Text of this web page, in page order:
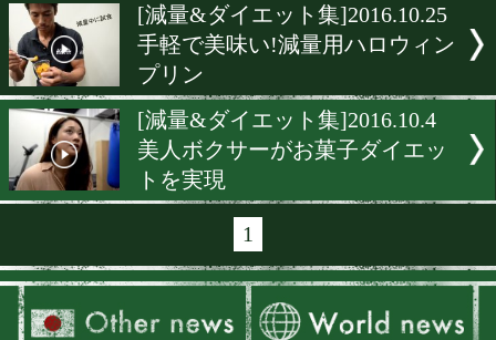
[減量&ダイエット集
減量用特製シチューで身体
めよう!
[減量&ダイエット集
手軽で美味い!減量用ハロ
プリン
[減量&ダイエット集
美人ボクサーがお菓子ダイ